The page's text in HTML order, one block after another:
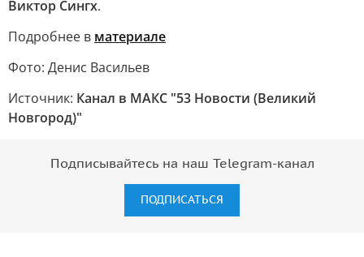
Виктор Сингх.
Подробнее в материале
Фото: Денис Васильев
Источник: Канал в МАКС "53 Новости (Великий
Новгород)"
Подписывайтесь на наш Telegram-канал
ПОДПИСАТЬСЯ